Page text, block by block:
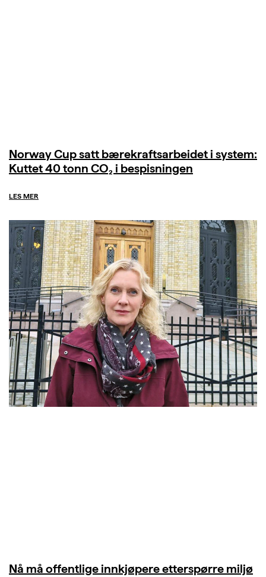
Norway Cup satt bærekraftsarbeidet i system:
Kuttet 40 tonn CO₂ i bespisningen
LES MER
Nå må offentlige innkjøpere etterspørre miljø